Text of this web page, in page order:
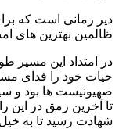
دیر زمانی است که
ظالمین بهترین های
در امتداد این مسیر
حیات خود را فدای
صهیونیست ها بود و
تا آخرین رمق در این
شهادت رسید تا به